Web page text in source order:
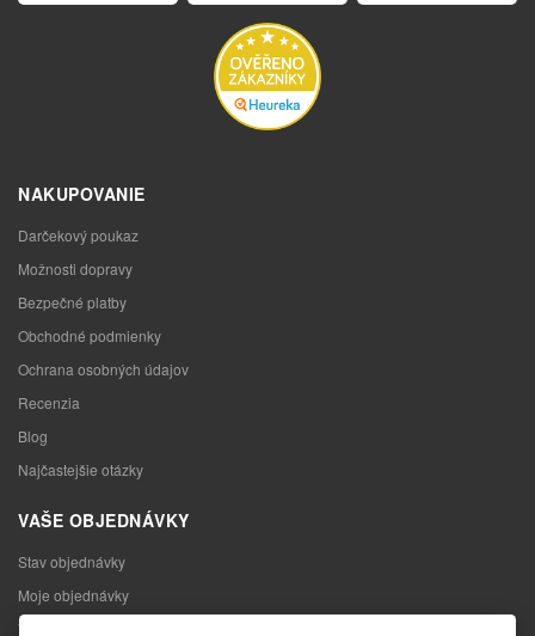
NAKUPOVANIE
Darčekový poukaz
Možnosti dopravy
Bezpečné platby
Obchodné podmienky
Ochrana osobných údajov
Recenzia
Blog
Najčastejšie otázky
VAŠE OBJEDNÁVKY
Stav objednávky
Moje objednávky
Výmena tovaru